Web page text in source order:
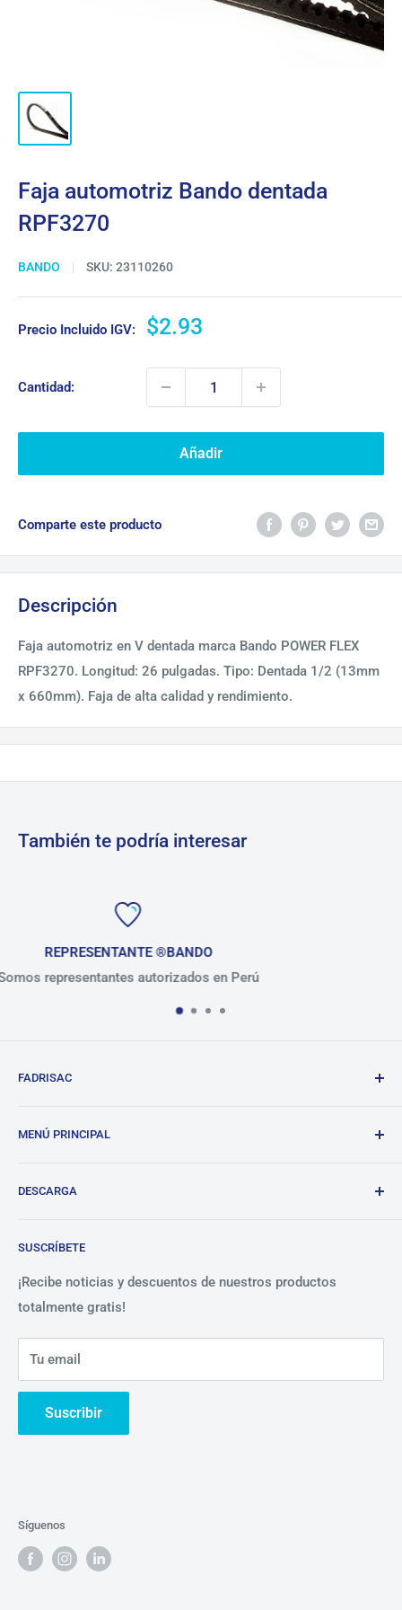
Faja automotriz Bando dentada
RPF3270
BANDO SKU: 23110260
Precio Incluido IGV:
Precio
venta
$2.93
Cantidad:
Añadir
Comparte este producto
Descripción
Faja automotriz en V dentada marca Bando POWER FLEX
RPF3270. Longitud: 26 pulgadas. Tipo: Dentada 1/2 (13mm
x 660mm). Faja de alta calidad y rendimiento.
También te podría interesar
en Perú
Presentes en el mercado
FADRISAC
MENÚ PRINCIPAL
Tienda
Beneficios
Nosotros
Contáctanos
DESCARGA
Política de Privacidad
SUSCRÍBETE
¡Recibe noticias y descuentos de nuestros productos
totalmente gratis!
Tu email
Suscribir
Síguenos